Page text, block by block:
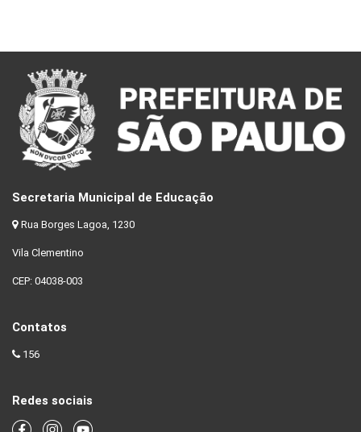
Secretaria Municipal de Educação
Rua Borges Lagoa, 1230
Vila Clementino
CEP: 04038-003
Contatos
156
Redes sociais